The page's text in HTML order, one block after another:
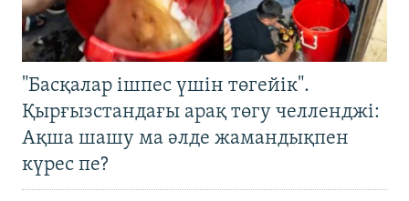
"Басқалар ішпес үшін төгейік".
Қырғызстандағы арақ төгу челленджі:
Ақша шашу ма әлде жамандықпен
күрес пе?